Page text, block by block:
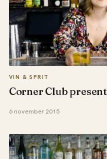
VIN & SPRIT
Corner Club
6 november 2015